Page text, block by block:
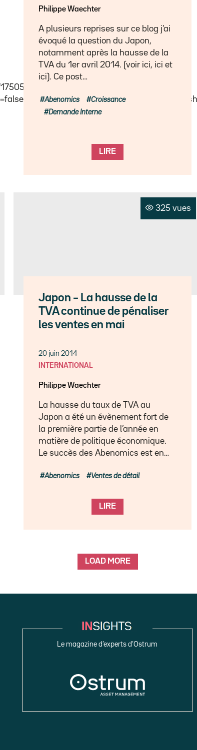
Philippe Waechter
A plusieurs reprises sur ce blog j’ai
évoqué la question du Japon,
notamment après la hausse de la
TVA du 1er avril 2014. (voir ici, ici et
ici). Ce post…
LIRE
Abenomics
Croissance
Demande Interne
325 vues
Japon – La hausse de la
TVA continue de pénaliser
les ventes en mai
20 juin 2014
INTERNATIONAL
Philippe Waechter
La hausse du taux de TVA au
Japon a été un évènement fort de
la première partie de l’année en
matière de politique économique.
Le succès des Abenomics est en…
LIRE
Abenomics Ventes de détail
LOAD MORE
Le magazine d’experts d’Ostrum